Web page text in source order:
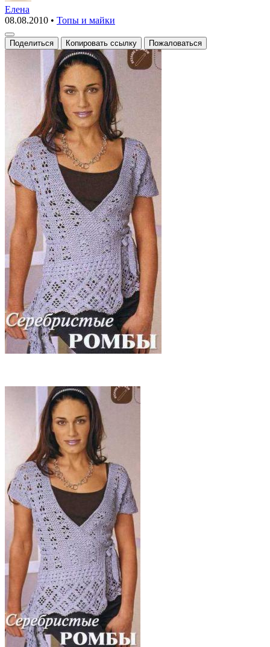
топ
с
запахом
Елена
08.08.2010 • Топы и майки
Поделиться Копировать ссылку Пожаловаться